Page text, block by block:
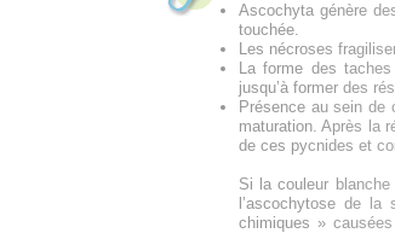
Ascochyta génère
touchée.
Les nécroses
La forme des
jusqu’à former des
Présence au sein de
maturation. Après la
de ces pycnides et
Si la couleur
l’ascochytose de
chimiques »